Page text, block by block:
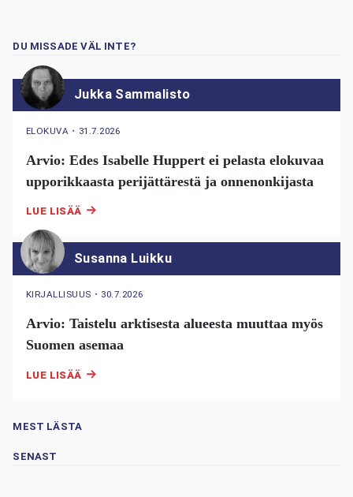
DU MISSADE VÄL INTE?
Jukka Sammalisto
ELOKUVA ・ 31.7.2026
Arvio: Edes Isabelle Huppert ei pelasta elokuvaa
upporikkaasta perijättärestä ja onnenonkijasta
LUE LISÄÄ
Susanna Luikku
KIRJALLISUUS ・ 30.7.2026
Arvio: Taistelu arktisesta alueesta muuttaa myös
Suomen asemaa
LUE LISÄÄ
MEST LÄSTA
SENAST